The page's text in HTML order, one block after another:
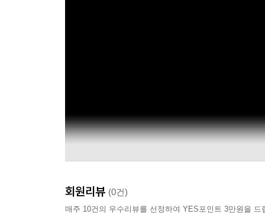
회원리뷰 (0건)
매주 10건의 우수리뷰를 선정하여 YES포인트 3만원을 드